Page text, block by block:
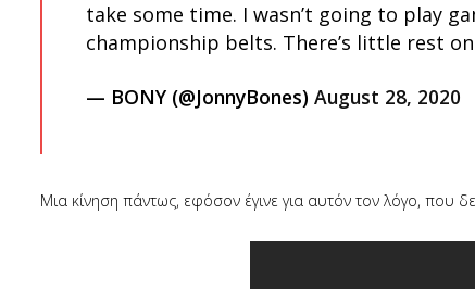
take some time. I wasn’t going to play
championship belts. There’s little rest
— BONY (@JonnyBones) August 28, 2020
Μια κίνηση πάντως, εφόσον έγινε για αυτόν τον λόγο, που